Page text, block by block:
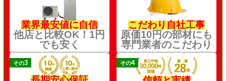
業界最安値に自信
他店と比較OK！1円
でも安く
こだわり自社工事
原価10円の部材にも
専門業者のこだわり
その3 その4